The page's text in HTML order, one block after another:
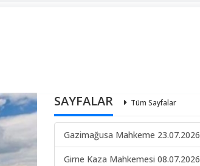
SAYFALAR Tüm Sayfalar
Gazimağusa Mahkeme 23.07.2026
Girne Kaza Mahkemesi 08.07.2026